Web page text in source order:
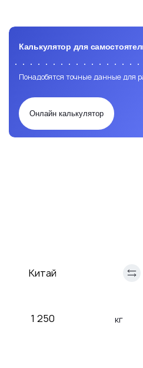
Калькулятор для
Понадобятся точные данные для
Онлайн калькулятор
кг